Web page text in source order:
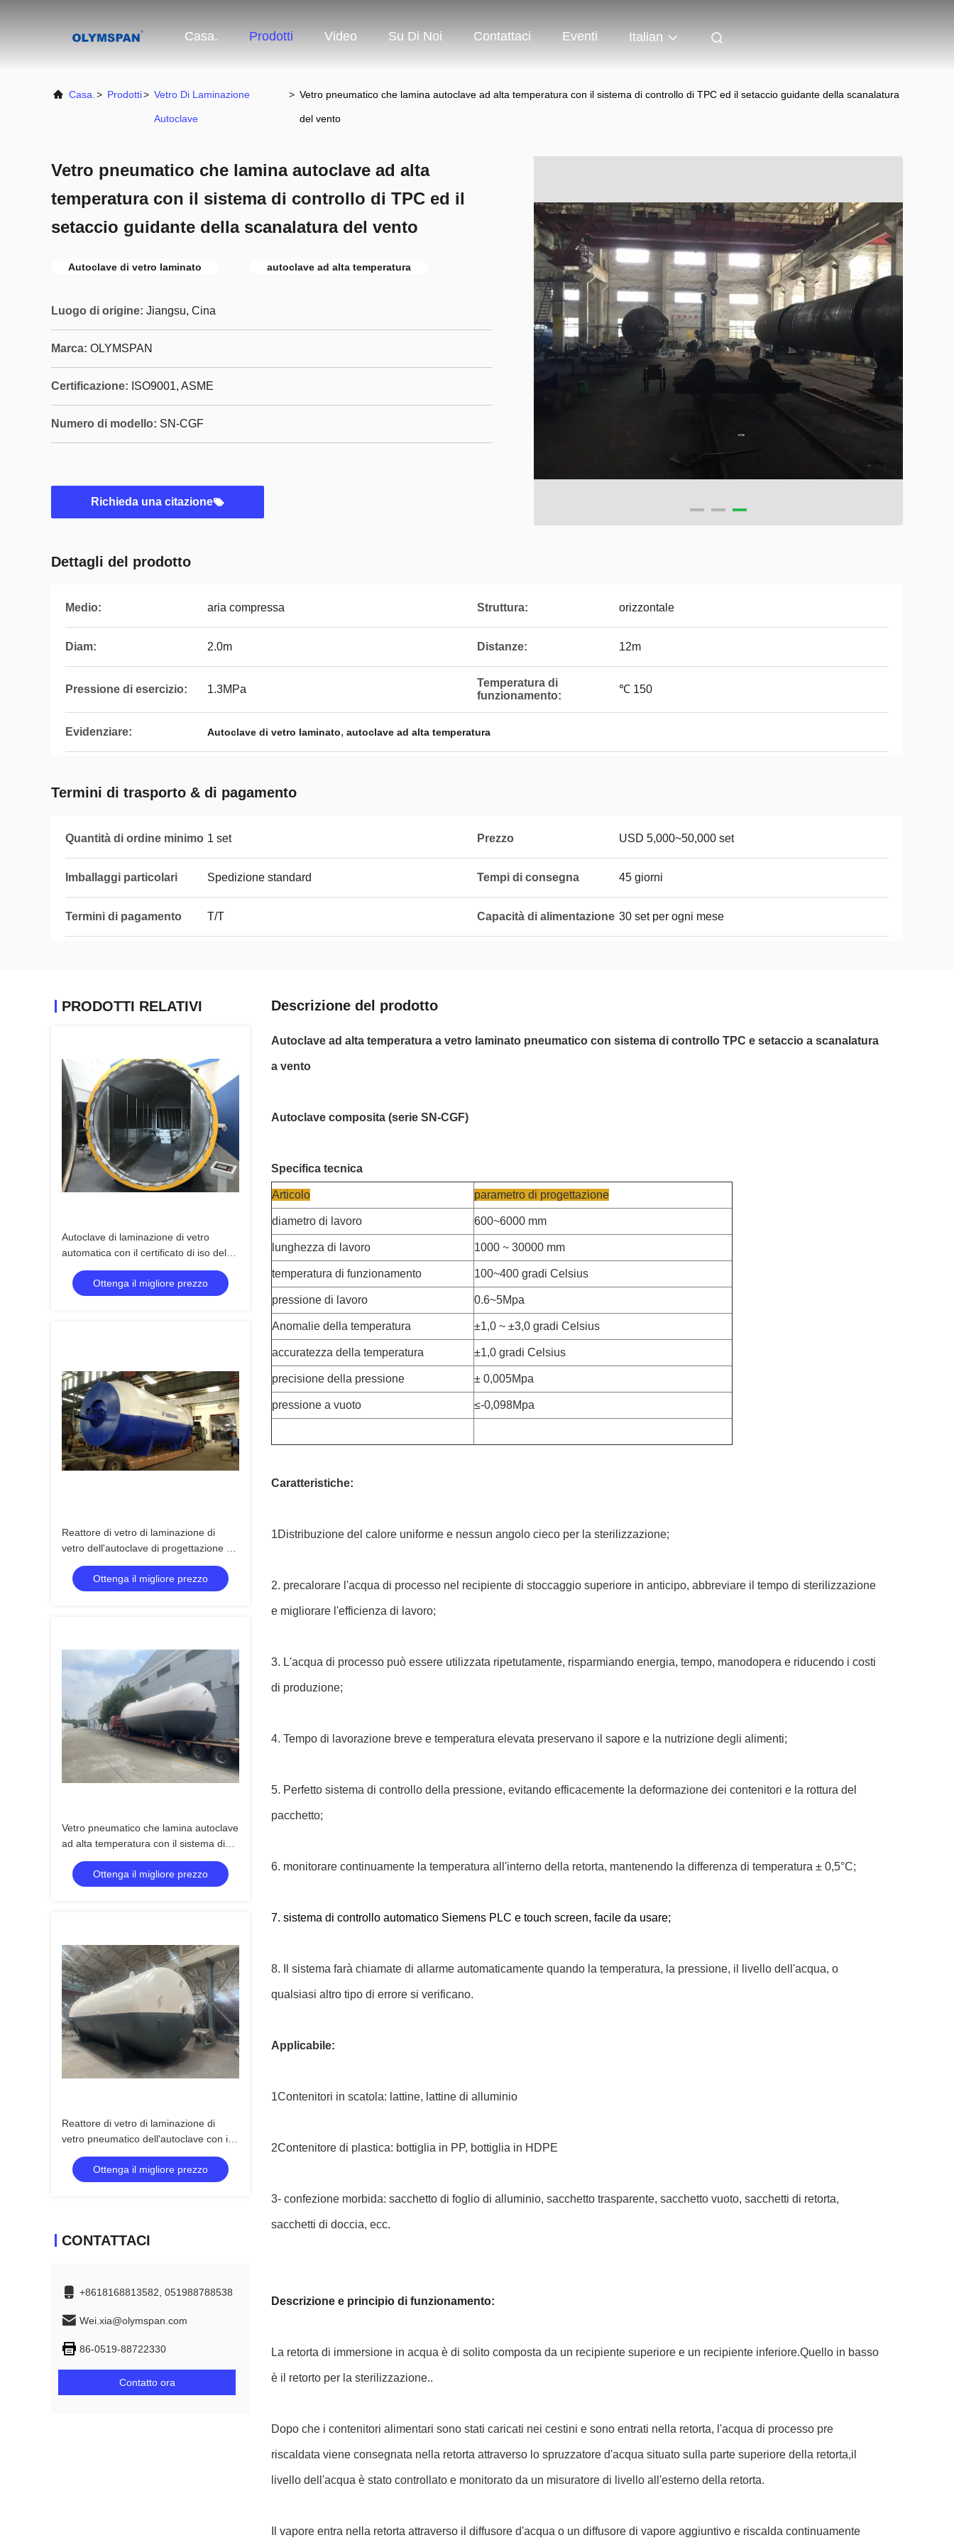
Casa. Prodotti Video Su Di Noi Contattaci Eventi Italian
Casa. > Prodotti> Vetro Di Laminazione
Autoclave
> Vetro pneumatico che lamina autoclave ad alta temperatura con il sistema di controllo di TPC ed il setaccio guidante della scanalatura
del vento
Vetro pneumatico che lamina autoclave ad alta
temperatura con il sistema di controllo di TPC ed il
setaccio guidante della scanalatura del vento
Autoclave di vetro laminato autoclave ad alta temperatura
Luogo di origine: Jiangsu, Cina
Marca: OLYMSPAN
Certificazione: ISO9001, ASME
Numero di modello: SN-CGF
Richieda una citazione
Dettagli del prodotto
Medio: aria compressa Struttura: orizzontale
Diam: 2.0m Distanze: 12m
Pressione di esercizio: 1.3MPa
Temperatura di
funzionamento:
℃ 150
Evidenziare: Autoclave di vetro laminato, autoclave ad alta temperatura
Termini di trasporto & di pagamento
Quantità di ordine minimo 1 set Prezzo USD 5,000~50,000 set
Imballaggi particolari Spedizione standard Tempi di consegna 45 giorni
Termini di pagamento T/T Capacità di alimentazione 30 set per ogni mese
PRODOTTI RELATIVI
Autoclave di laminazione di vetro
automatica con il certificato di iso del
bollo di ASME U o il certificato del CE
Ottenga il migliore prezzo
Reattore di vetro di laminazione di
vetro dell'autoclave di progettazione di
ug 3D, analisi agli'elementi finiti di
ANSYSOttenga il migliore prezzo
Vetro pneumatico che lamina autoclave
ad alta temperatura con il sistema di
controllo di TPC ed il setaccio guidante
della scanalatura del vento
Ottenga il migliore prezzo
Reattore di vetro di laminazione di
vetro pneumatico dell'autoclave con il
sistema di controllo di TPC delle norme
GB150 Ottenga il migliore prezzo
CONTATTACI
+8618168813582, 051988788538
Wei.xia@olymspan.com
86-0519-88722330
Contatto ora
Descrizione del prodotto
Autoclave ad alta temperatura a vetro laminato pneumatico con sistema di controllo TPC e setaccio a scanalatura
a vento
Autoclave composita (serie SN-CGF)
Specifica tecnica
Articolo parametro di progettazione
diametro di lavoro 600~6000 mm
lunghezza di lavoro 1000 ~ 30000 mm
temperatura di funzionamento 100~400 gradi Celsius
pressione di lavoro 0.6~5Mpa
Anomalie della temperatura ±1,0 ~ ±3,0 gradi Celsius
accuratezza della temperatura ±1,0 gradi Celsius
precisione della pressione ± 0,005Mpa
pressione a vuoto ≤-0,098Mpa
Caratteristiche:
1Distribuzione del calore uniforme e nessun angolo cieco per la sterilizzazione;
2. precalorare l'acqua di processo nel recipiente di stoccaggio superiore in anticipo, abbreviare il tempo di sterilizzazione
e migliorare l'efficienza di lavoro;
3. L'acqua di processo può essere utilizzata ripetutamente, risparmiando energia, tempo, manodopera e riducendo i costi
di produzione;
4. Tempo di lavorazione breve e temperatura elevata preservano il sapore e la nutrizione degli alimenti;
5. Perfetto sistema di controllo della pressione, evitando efficacemente la deformazione dei contenitori e la rottura del
pacchetto;
6. monitorare continuamente la temperatura all'interno della retorta, mantenendo la differenza di temperatura ± 0,5°C;
7. sistema di controllo automatico Siemens PLC e touch screen, facile da usare;
8. Il sistema farà chiamate di allarme automaticamente quando la temperatura, la pressione, il livello dell'acqua, o
qualsiasi altro tipo di errore si verificano.
Applicabile:
1Contenitori in scatola: lattine, lattine di alluminio
2Contenitore di plastica: bottiglia in PP, bottiglia in HDPE
3- confezione morbida: sacchetto di foglio di alluminio, sacchetto trasparente, sacchetto vuoto, sacchetti di retorta,
sacchetti di doccia, ecc.
Descrizione e principio di funzionamento:
La retorta di immersione in acqua è di solito composta da un recipiente superiore e un recipiente inferiore.Quello in basso
è il retorto per la sterilizzazione..
Dopo che i contenitori alimentari sono stati caricati nei cestini e sono entrati nella retorta, l'acqua di processo pre
riscaldata viene consegnata nella retorta attraverso lo spruzzatore d'acqua situato sulla parte superiore della retorta,il
livello dell'acqua è stato controllato e monitorato da un misuratore di livello all'esterno della retorta.
Il vapore entra nella retorta attraverso il diffusore d'acqua o un diffusore di vapore aggiuntivo e riscalda continuamente